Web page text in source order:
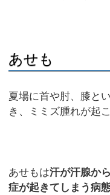
あせも
夏場に首や肘、膝と
き、ミミズ腫れが起
あせもは汗が汗腺か
症が起きてしまう病